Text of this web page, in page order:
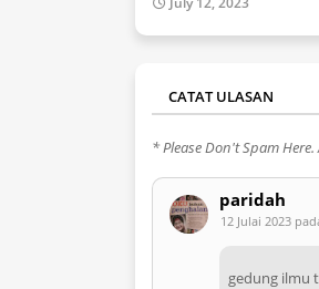
CATAT ULASAN
* Please Don't Spam
paridah
12 Julai 2023
gedung ilmu